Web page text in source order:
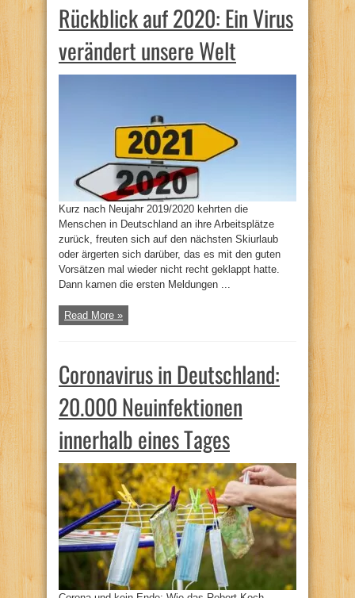
Rückblick auf 2020: Ein Virus
verändert unsere Welt
Kurz nach Neujahr 2019/2020 kehrten die
Menschen in Deutschland an ihre Arbeitsplätze
zurück, freuten sich auf den nächsten Skiurlaub
oder ärgerten sich darüber, das es mit den guten
Vorsätzen mal wieder nicht recht geklappt hatte.
Dann kamen die ersten Meldungen ...
Read More »
Coronavirus in Deutschland:
20.000 Neuinfektionen
innerhalb eines Tages